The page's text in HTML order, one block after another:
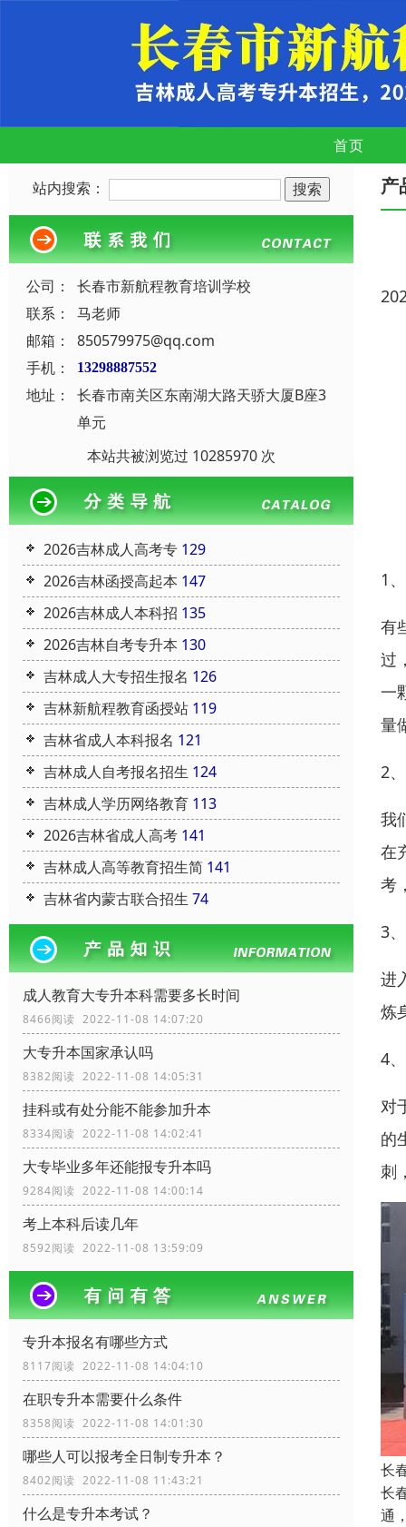
首页
站内搜索：
公司：
长春市新航程教育培训学校
联系：
马老师
邮箱：
850579975@qq.com
手机：
13298887552
地址：
长春市南关区东南湖大路天骄大厦B座3
单元
本站共被浏览过 10285970 次
2026吉林成人高考专 129
2026吉林函授高起本 147
2026吉林成人本科招 135
2026吉林自考专升本 130
吉林成人大专招生报名 126
吉林新航程教育函授站 119
吉林省成人本科报名 121
吉林成人自考报名招生 124
吉林成人学历网络教育 113
2026吉林省成人高考 141
吉林成人高等教育招生简 141
吉林省内蒙古联合招生 74
成人教育大专升本科需要多长时间
8466阅读 2022-11-08 14:07:20
大专升本国家承认吗
8382阅读 2022-11-08 14:05:31
挂科或有处分能不能参加升本
8334阅读 2022-11-08 14:02:41
大专毕业多年还能报专升本吗
9284阅读 2022-11-08 14:00:14
考上本科后读几年
8592阅读 2022-11-08 13:59:09
专升本报名有哪些方式
8117阅读 2022-11-08 14:04:10
在职专升本需要什么条件
8358阅读 2022-11-08 14:01:30
哪些人可以报考全日制专升本？
8402阅读 2022-11-08 11:43:21
什么是专升本考试？
产
1
有
过
一
量
2
我
在
考
3
进
炼
4
对
的
刺
长
长
通